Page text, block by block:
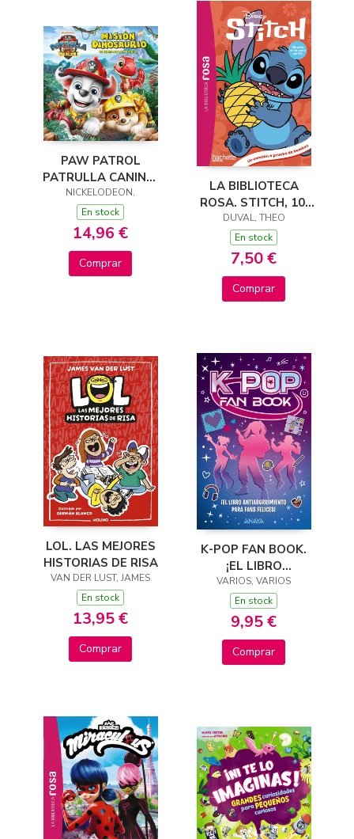
PAW PATROL
PATRULLA CANINA.
EL LIBRO DE LA
PELÍCULA - MISIÓN
DINOSAURIO
NICKELODEON,
En stock
14,96 €
Comprar
LA BIBLIOTECA
ROSA. STITCH, 10.
UN CORAZÓN A
PRUEBA DE BOMBAS
DUVAL, THEO
En stock
7,50 €
Comprar
LOL. LAS MEJORES
HISTORIAS DE RISA
VAN DER LUST, JAMES
En stock
13,95 €
Comprar
K-POP FAN BOOK.
¡EL LIBRO
ANTIABURRIMIENTO
PARA FANS FELICES!
VARIOS, VARIOS
En stock
9,95 €
Comprar